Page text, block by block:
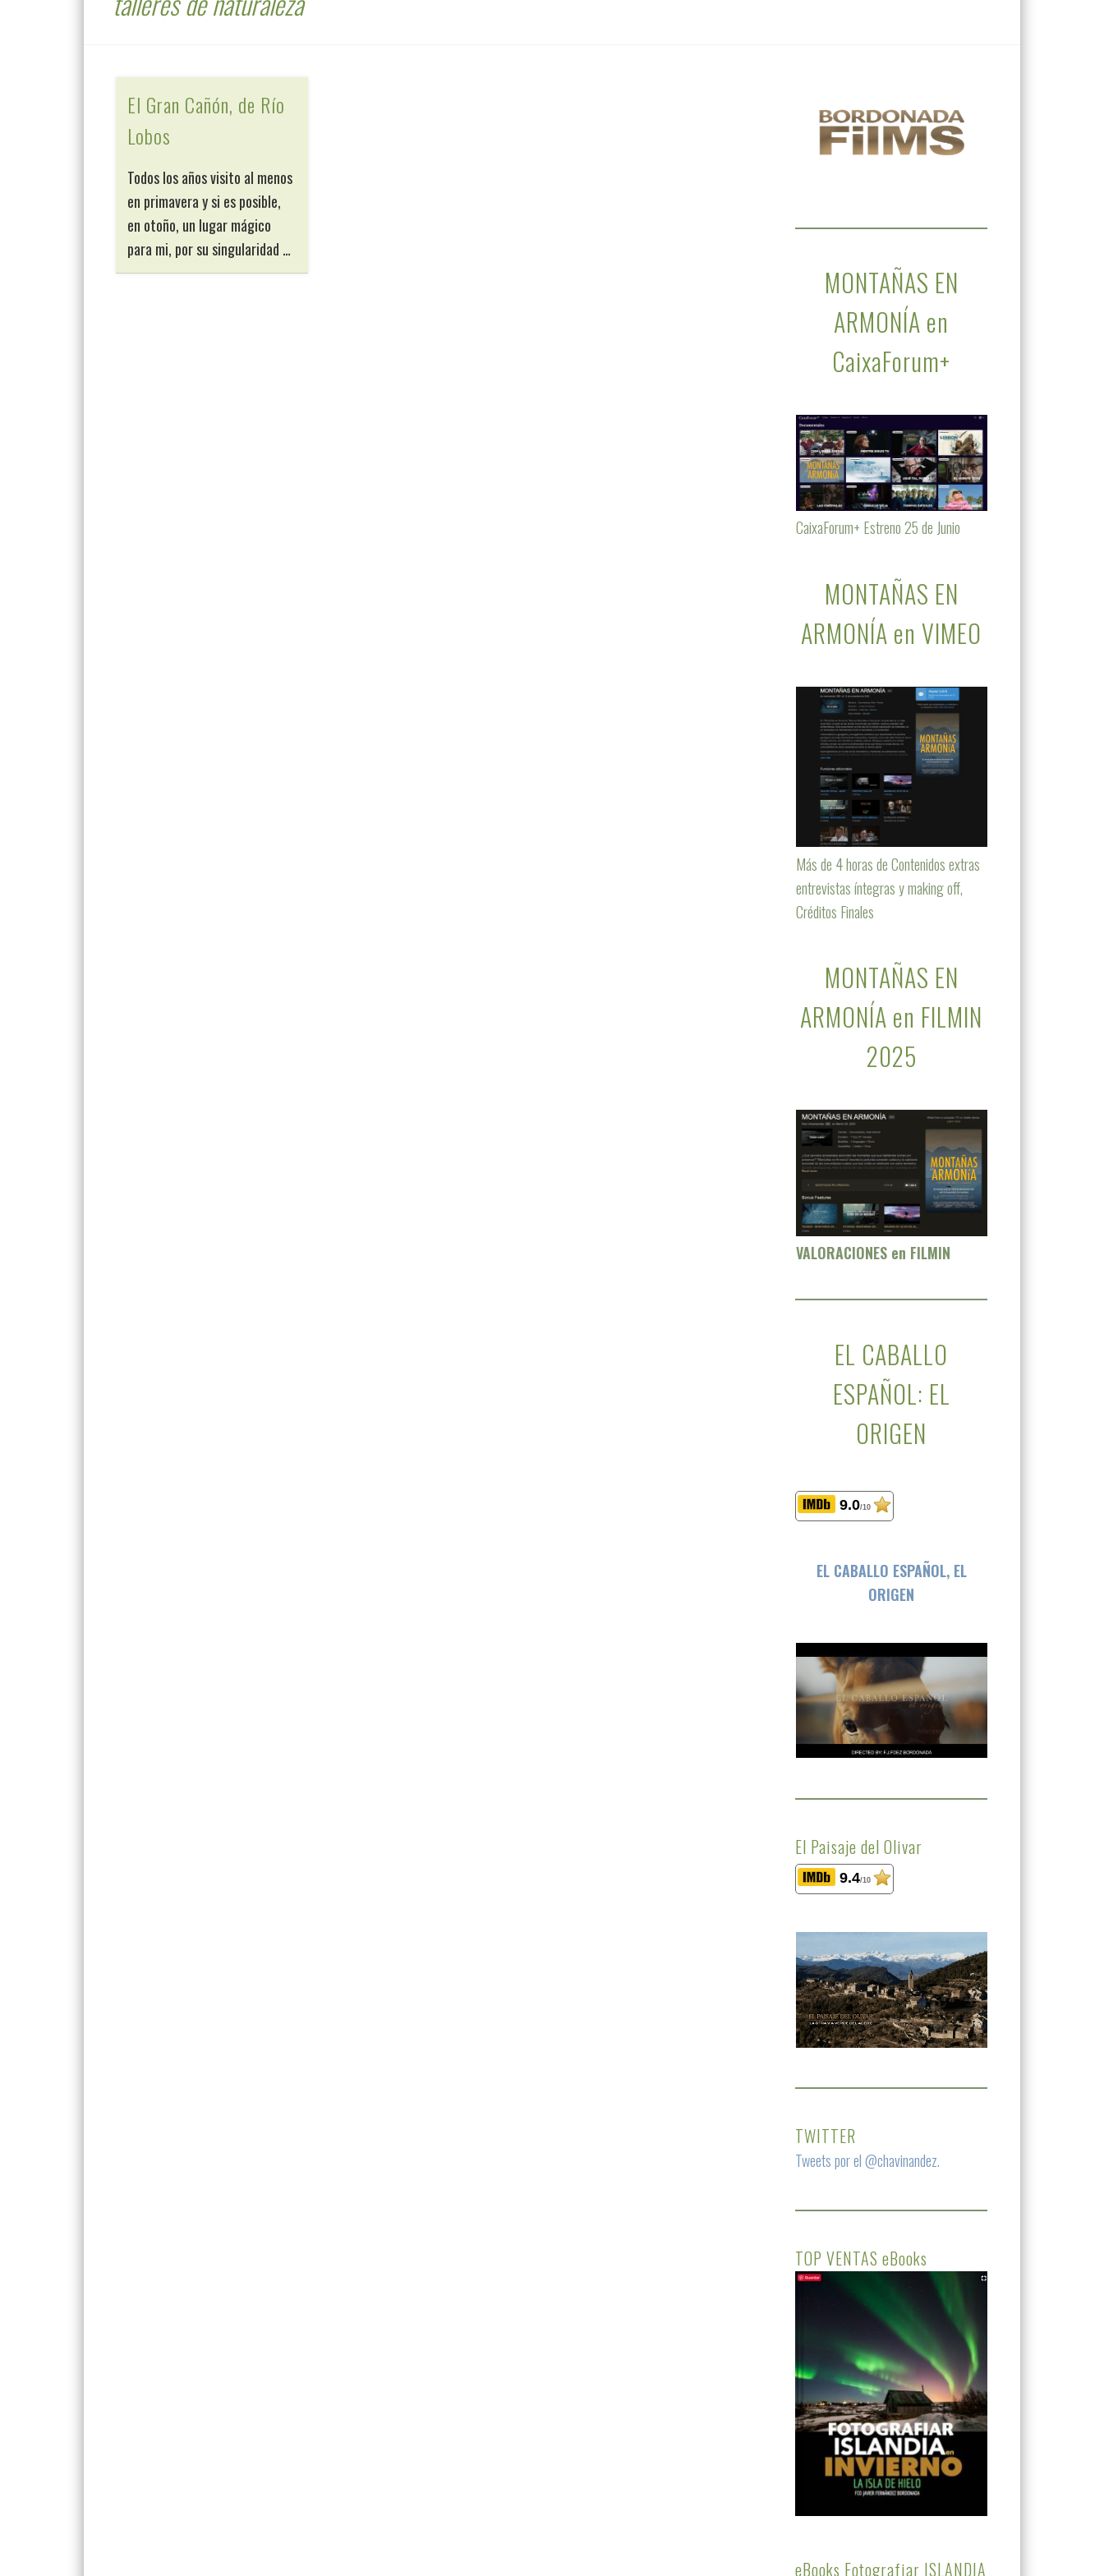
El Gran Cañón, de Río
Lobos
Todos los años visito al menos
en primavera y si es posible,
en otoño, un lugar mágico
para mi, por su singularidad …
MONTAÑAS EN
ARMONÍA en
CaixaForum+
CaixaForum+ Estreno 25 de Junio
MONTAÑAS EN
ARMONÍA en VIMEO
Más de 4 horas de Contenidos extras
entrevistas íntegras y making off,
Créditos Finales
MONTAÑAS EN
ARMONÍA en FILMIN
2025
VALORACIONES en FILMIN
EL CABALLO
ESPAÑOL: EL
ORIGEN
9.0/10
EL CABALLO ESPAÑOL, EL
ORIGEN
El Paisaje del Olivar
9.4/10
TWITTER
Tweets por el @chavinandez.
TOP VENTAS eBooks
eBooks Fotografiar ISLANDIA